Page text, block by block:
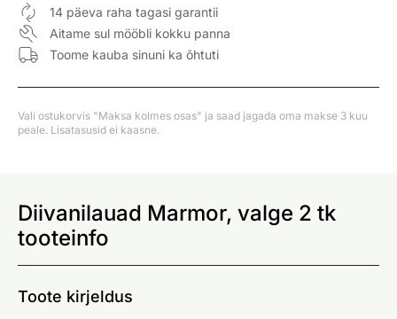
14 päeva raha tagasi garantii
Aitame sul mööbli kokku panna
Toome kauba sinuni ka õhtuti
Vali ostukorvis "Maksa kolmes osas" ja saad jagada oma makse 3 kuu
peale. Lisatasusid ei kaasne.
Diivanilauad Marmor, valge 2 tk
tooteinfo
Toote kirjeldus